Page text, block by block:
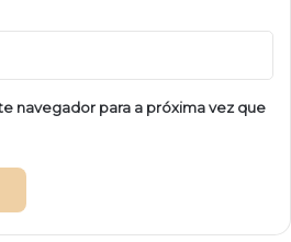
navegador para a próxima vez que